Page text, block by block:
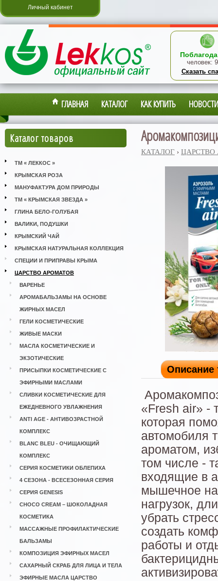
Личный кабинет
человек:
Сказать
ГЛАВНАЯ КАТАЛОГ КАК КУПИТЬ НОВОСТИ
Каталог товаров
ТМ « ЛЕККОС »
КРЫМСКАЯ РОЗА
МАНУФАКТУРА ДОМ ПРИРОДЫ
ТМ « КРЫМСКАЯ ЗВЕЗДА »
ГЛИНА БЕЛО-ГОЛУБАЯ
ВАЛИКИ, ПОДУШКИ
КРЫМСКИЙ ЧАЙ
КРЫМСКАЯ НАТУРАЛЬНАЯ КОЛЛЕКЦИЯ
СПЕЦИИ И ПРИПРАВЫ КРЫМА
ЦАРСТВО АРОМАТОВ
ВАРЕНЬЕ
АРОМАБАЛЬЗАМЫ НА ОСНОВЕ
ЖИРНЫХ МАСЕЛ
ГЕЛИ КОСМЕТИЧЕСКИЕ
ЖИВЫЕ МАСКИ
МАСЛА КОСМЕТИЧЕСКИЕ И
ЭКЗОТИЧЕСКИЕ
ПРИСЫПКИ КОСМЕТИЧЕСКИЕ С
ЭФИРНЫМИ МАСЛАМИ
СЛИВКИ КОСМЕТИЧЕСКИЕ ДЛЯ
ЕЖЕДНЕВНОГО УВЛАЖНЕНИЯ
ANTI AGE - АНТИВОЗРАСТНОЙ
КОМПЛЕКС
BLANC BLEU - ОЧИЩАЮЩИЙ
КОМПЛЕКС
СЕРИЯ КОСМЕТИКИ ОБЛЕПИХА
4 СЕЗОНА - ВСЕСЕЗОННАЯ СЕРИЯ
СЕРИЯ GENESIS
CHOCO CREAM – ШОКОЛАДНАЯ
КОСМЕТИКА
МАССАЖНЫЕ ПРОФИЛАКТИЧЕСКИЕ
БАЛЬЗАМЫ
КОМПОЗИЦИЯ ЭФИРНЫХ МАСЕЛ
САХАРНЫЙ СКРАБ ДЛЯ ЛИЦА И ТЕЛА
ЭФИРНЫЕ МАСЛА ЦАРСТВО
КАТАЛОГ › ЦАРСТВО
Описание
«Fresh аir» -
которая
автомобиля
ароматом,
том числе -
входящие в
мышечное
нагрузок,
убрать
создать
работы и